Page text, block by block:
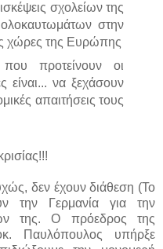
σχολείων της
στην
χώρες της Ευρώπης
προτείνουν οι
είναι... να ξεχάσουν
απαιτήσεις τους
δεν έχουν διάθεση (Το
την Γερμανία για την
της. Ο πρόεδρος της
Παυλόπουλος υπήρξε